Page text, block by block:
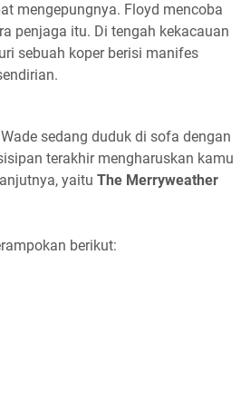
mengepungnya. Floyd mencoba
penjaga itu. Di tengah kekacauan
sebuah koper berisi manifes
sedang duduk di sofa dengan
terakhir mengharuskan kamu
yaitu The Merryweather
berikut: